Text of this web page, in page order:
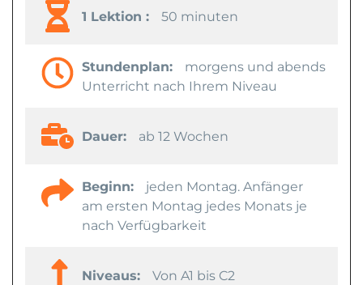
1 Lektion : 50 minuten
Stundenplan:
morgens und abends
Unterricht nach Ihrem Niveau
Dauer: ab 12 Wochen
Beginn:
jeden Montag. Anfänger
am ersten Montag jedes Monats je
nach Verfügbarkeit
Niveaus: Von A1 bis C2